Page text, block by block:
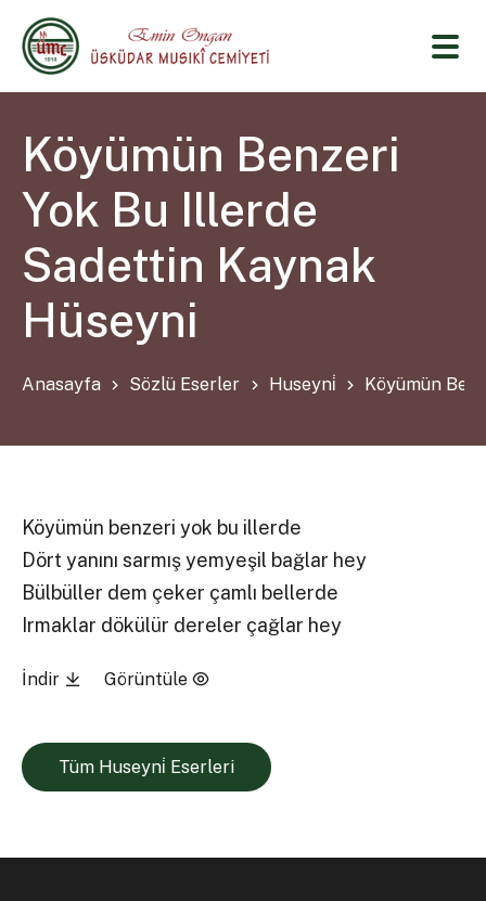
Köyümün Benzeri
Yok Bu Illerde
Sadettin Kaynak
Hüseyni
Anasayfa Sözlü Eserler Huseyni̇ Köyümün
Köyümün benzeri yok bu illerde
Dört yanını sarmış yemyeşil bağlar hey
Bülbüller dem çeker çamlı bellerde
Irmaklar dökülür dereler çağlar hey
İndir Görüntüle
Tüm Huseyni̇ Eserleri